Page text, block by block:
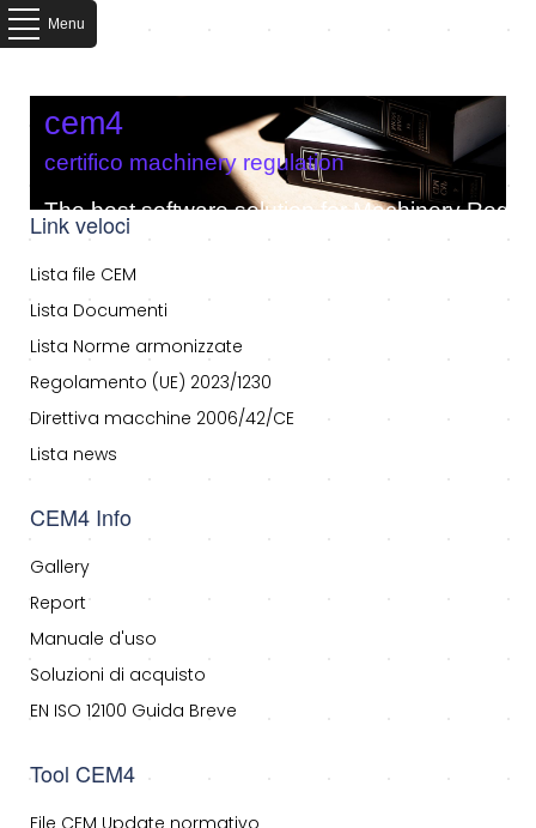
Menu
cem4
certifico machinery regulation
The best software solution for Machinery
Link veloci
Lista file CEM
Lista Documenti
Lista Norme armonizzate
Regolamento (UE) 2023/1230
Direttiva macchine 2006/42/CE
Lista news
CEM4 Info
Gallery
Report
Manuale d'uso
Soluzioni di acquisto
EN ISO 12100 Guida Breve
Tool CEM4